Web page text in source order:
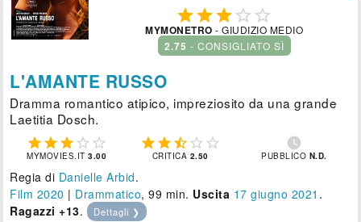
  
MYMONETRO - GIUDIZIO MEDIO
2.75 - CONSIGLIATO SÌ
L'AMANTE RUSSO
Dramma romantico atipico, impreziosito da una grande
Laetitia Dosch.
    
MYMOVIES.IT3.00
    
CRITICA 2.50

PUBBLICO N.D.
Regia di Danielle Arbid.
Film 2020 | Drammatico, 99 min. Uscita 17 giugno 2021 .
Ragazzi +13. Dettagli ❯